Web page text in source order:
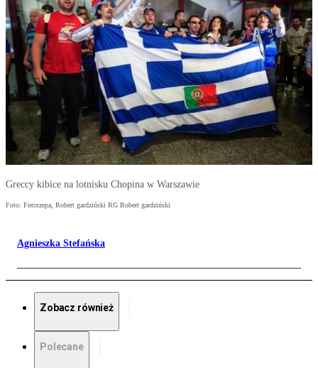
Greccy kibice na lotnisku Chopina w Warszawie
Foto: Fotorzepa, Robert gardziński RG Robert gardziński
Agnieszka Stefańska
Zobacz również
Polecane